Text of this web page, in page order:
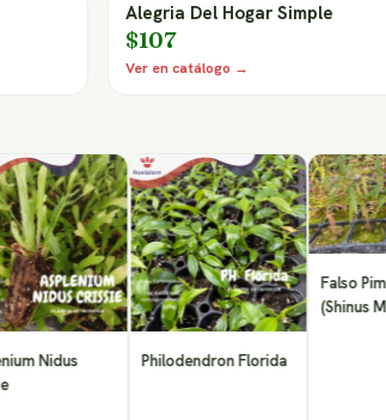
Alegria Del Hogar Simple
$107
Ver en catálogo →
Philodendron Florida
Falso Pimiento
(Shinus Molle)